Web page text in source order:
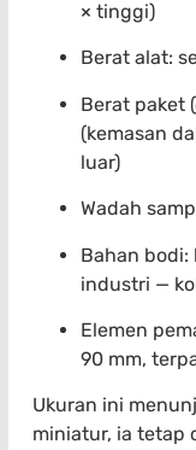
× tinggi)
Berat alat:
Berat paket
(kemasan
luar)
Wadah
Bahan bodi:
industri —
Elemen
90 mm,
Ukuran ini
miniatur, ia tetap